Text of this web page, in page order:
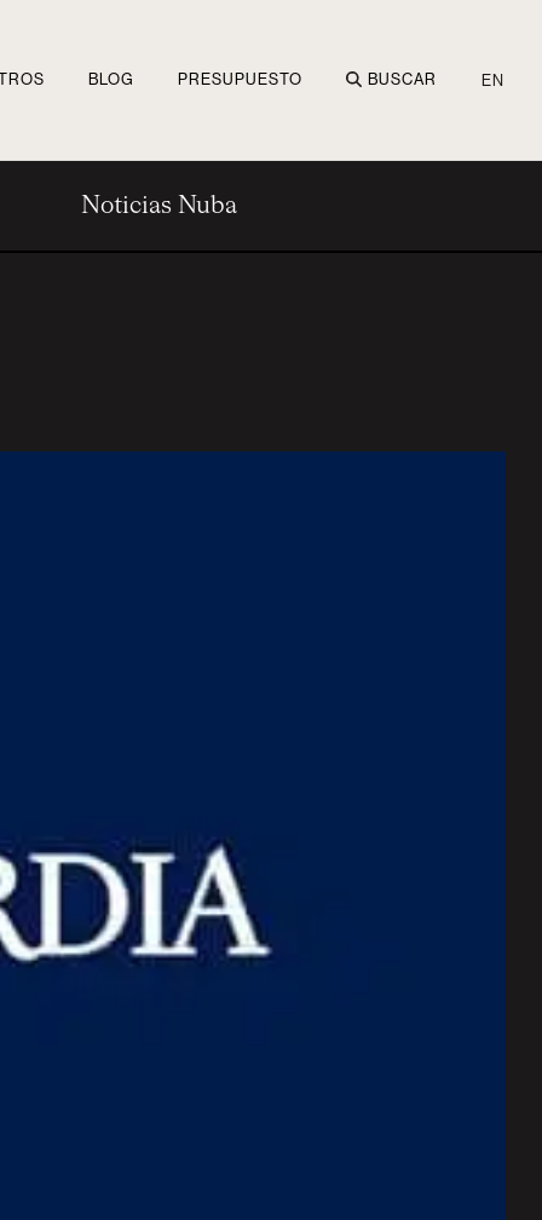
BLOG PRESUPUESTO BUSCAR EN
Noticias Nuba